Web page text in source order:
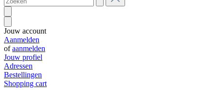
Jouw account
Aanmelden
ofaanmelden
Jouw profiel
Adressen
Bestellingen
Shopping cart